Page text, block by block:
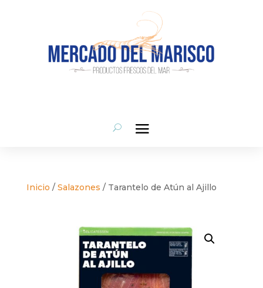
Inicio / Salazones / Tarantelo de Atún al Ajillo